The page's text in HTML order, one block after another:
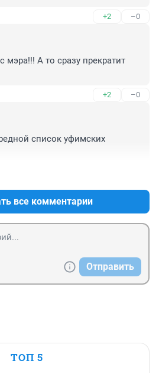
+2 –0
мэра!!! А то сразу прекратит
+2 –0
список уфимских
все комментарии
Отправить
ТОП 5